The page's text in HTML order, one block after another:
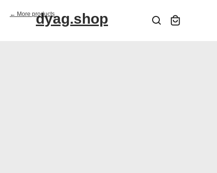
dyag.shop
More products